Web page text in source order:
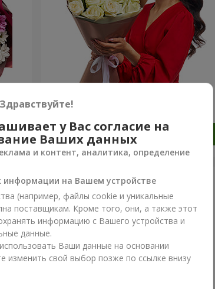
Авторский букет "11 белых роз!"
1 221 грн
Здравствуйте!
у Вас согласие на
Ваших данных
и контент, аналитика, определение
информации на Вашем устройстве
(например, файлы cookie и уникальные
поставщикам. Кроме того, они, а также этот
информацию с Вашего устройства и
данные.
Ваши данные на основании
изменить свой выбор позже по ссылке внизу